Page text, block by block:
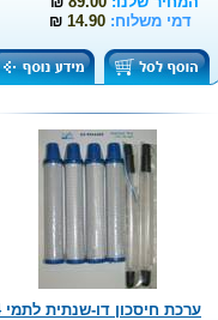
דמי משלוח: 14.90
₪
ערכת חיסכון דו-שנתית לתמי 4